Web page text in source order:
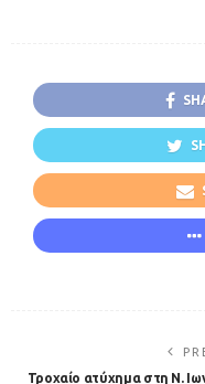
Τροχαίο ατύχημα στη Ν.